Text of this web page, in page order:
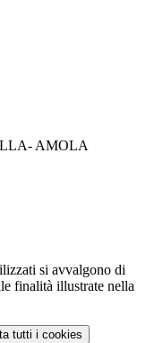
AMOLA
si avvalgono di
finalità illustrate nella
tutti i cookies